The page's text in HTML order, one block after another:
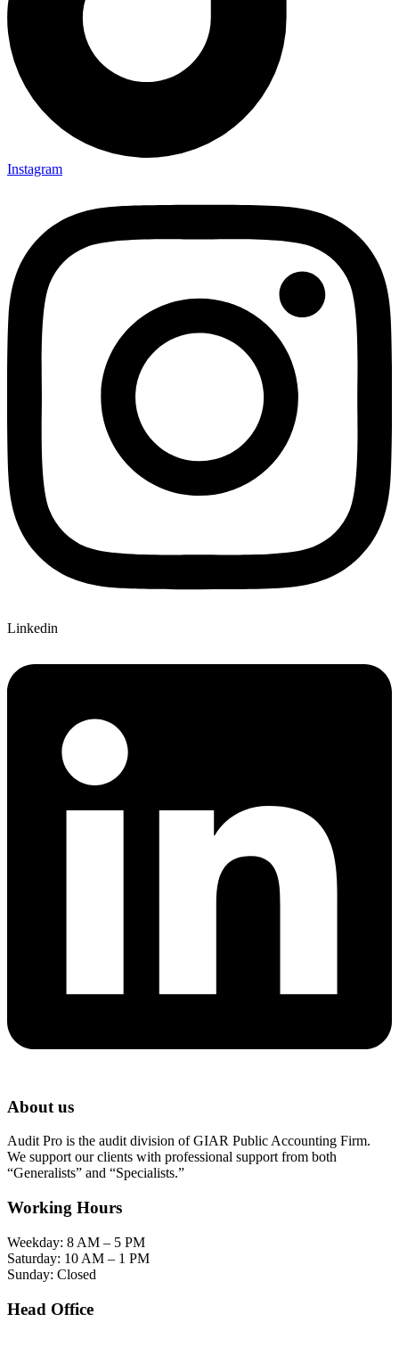
Instagram
Linkedin
About us
Audit Pro is the audit division of GIAR Public Accounting Firm.
We support our clients with professional support from both
“Generalists” and “Specialists.”
Working Hours
Weekday: 8 AM – 5 PM
Saturday: 10 AM – 1 PM
Sunday: Closed
Head Office